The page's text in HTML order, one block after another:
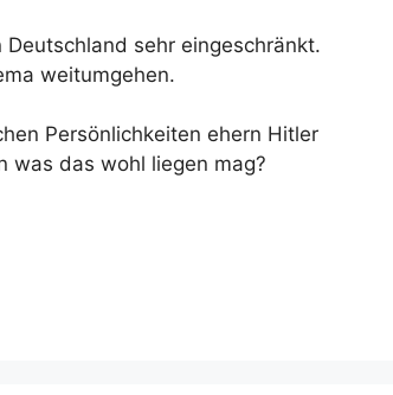
sehr eingeschränkt.
weitumgehen.
Persönlichkeiten ehern Hitler
was das wohl liegen mag?